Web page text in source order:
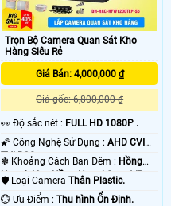
Trọn Bộ Camera Quan Sát Kho
Hàng Siêu Rẻ
Giá Bán: 4,000,000 ₫
Giá gốc: 6,800,000 ₫
️👀 Độ sắc nét : FULL HD 1080P .
🌠 Công Nghệ Sử Dụng :AHD CVI
TVI BCS.
❃ Khoảng Cách Ban Đêm : Hồng
Ngoại 40m Hồng Ngoại Smart IR.
🛡 Loại CameraThân Plastic.
️💮 Ưu Điểm :Thu hình Ổn Định.